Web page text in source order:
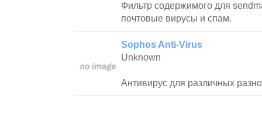
Фильтр содержимого для
почтовые вирусы и спам.
Sophos Anti-Virus
Unknown
Антивирус для различных